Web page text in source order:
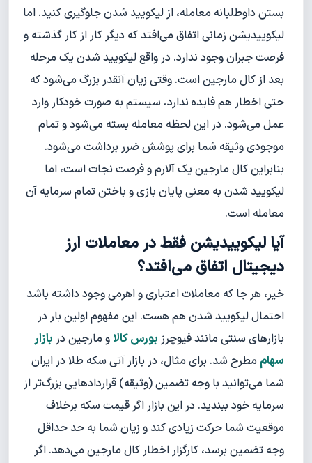
بستن داوطلبانه معامله، از لیکویید شدن جلوگیری کنید. اما
لیکوییدیشن زمانی اتفاق می‌افتد که دیگر کار از کار گذشته و
فرصت جبران وجود ندارد. در واقع لیکویید شدن یک مرحله
بعد از کال مارجین است. وقتی زیان آنقدر بزرگ می‌شود که
حتی اخطار هم فایده ندارد، سیستم به صورت خودکار وارد
عمل می‌شود. در این لحظه معامله بسته می‌شود و تمام
موجودی وثیقه شما برای پوشش ضرر برداشت می‌شود.
بنابراین کال مارجین یک آلارم و فرصت نجات است، اما
لیکویید شدن به معنی پایان بازی و باختن تمام سرمایه آن
معامله است.
آیا لیکوییدیشن فقط در معاملات ارز
دیجیتال اتفاق می‌افتد؟
خیر، هر جا که معاملات اعتباری و اهرمی وجود داشته باشد
احتمال لیکویید شدن هم هست. این مفهوم اولین بار در
بازارهای سنتی مانند فیوچرز بورس کالا و مارجین در بازار
سهام مطرح شد. برای مثال، در بازار آتی سکه طلا در ایران
شما می‌توانید با وجه تضمین (وثیقه) قراردادهایی بزرگ‌تر از
سرمایه خود ببندید. در این بازار اگر قیمت سکه برخلاف
موقعیت شما حرکت زیادی کند و زیان شما به حد حداقل
وجه تضمین برسد، کارگزار اخطار کال مارجین می‌دهد. اگر